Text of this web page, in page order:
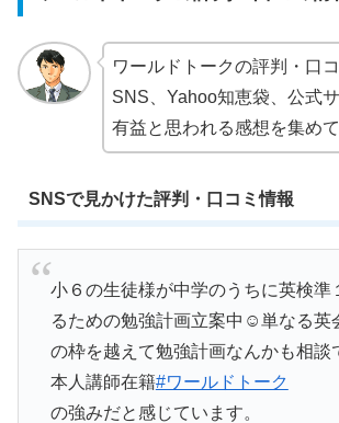
ワールドトークの評判・口
SNS、Yahoo知恵袋、公式
有益と思われる感想を集めて
SNSで見かけた評判・口コミ情報
小６の生徒様が中学のうちに英検準
るための勉強計画立案中☺️単なる英
の枠を越えて勉強計画なんかも相談
本人講師在籍#ワールドトーク
の強みだと感じています。